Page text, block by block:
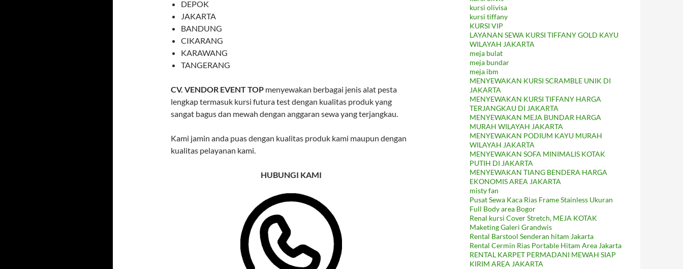
DEPOK
JAKARTA
BANDUNG
CIKARANG
KARAWANG
TANGERANG
CV. VENDOR EVENT TOP menyewakan berbagai jenis alat pesta
lengkap termasuk kursi futura test dengan kualitas produk yang
sangat bagus dan mewah dengan anggaran sewa yang terjangkau.
Kami jamin anda puas dengan kualitas produk kami maupun dengan
kualitas pelayanan kami.
HUBUNGI KAMI
kursi olivisa
kursi tiffany
KURSI VIP
LAYANAN SEWA KURSI TIFFANY GOLD KAYU
WILAYAH JAKARTA
meja bulat
meja bundar
meja ibm
MENYEWAKAN KURSI SCRAMBLE UNIK DI
JAKARTA
MENYEWAKAN KURSI TIFFANY HARGA
TERJANGKAU DI JAKARTA
MENYEWAKAN MEJA BUNDAR HARGA
MURAH WILAYAH JAKARTA
MENYEWAKAN PODIUM KAYU MURAH
WILAYAH JAKARTA
MENYEWAKAN SOFA MINIMALIS KOTAK
PUTIH DI JAKARTA
MENYEWAKAN TIANG BENDERA HARGA
EKONOMIS AREA JAKARTA
misty fan
Pusat Sewa Kaca Rias Frame Stainless Ukuran
Full Body area Bogor
Renal kursi Cover Stretch, MEJA KOTAK
Maketing Galeri Grandwis
Rental Barstool Senderan hitam Jakarta
Rental Cermin Rias Portable Hitam Area Jakarta
RENTAL KARPET PERMADANI MEWAH SIAP
KIRIM AREA JAKARTA